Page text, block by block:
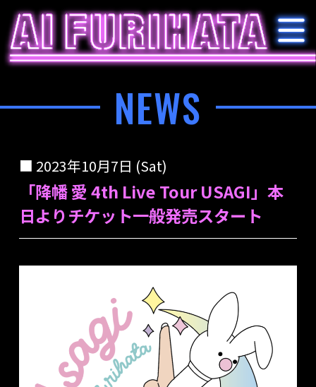
NEWS
2023年10月7日 (Sat)
「降幡 愛 4th Live Tour USAGI」本
日よりチケット一般発売スタート